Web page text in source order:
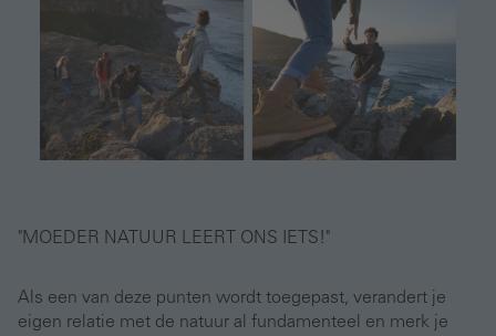
"MOEDER NATUUR LEERT ONS IETS!"
Als een van deze punten wordt toegepast, verandert je
eigen relatie met de natuur al fundamenteel en merk je